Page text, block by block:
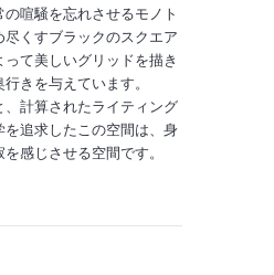
喧騒を忘れさせるモノト
くすブラックのスクエア
て美しいグリッドを描き
きを与えています。
計算されたライティング
追求したこの空間は、身
感じさせる空間です。